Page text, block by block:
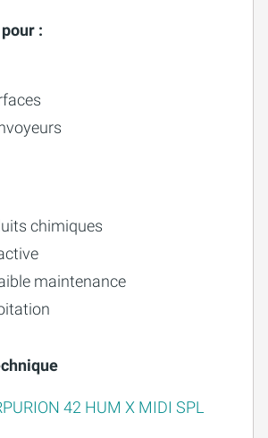
:
chimiques
maintenance
42 HUM X MIDI SPL